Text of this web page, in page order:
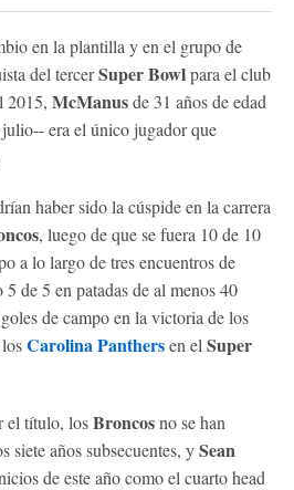
en la plantilla y en el grupo de
del tercerSuper Bowlpara el club
2015, McManusde 31 años de edad
era el único jugador que
haber sido la cúspide en la carrera
, luego de que se fuera 10 de 10
a lo largo de tres encuentros de
de 5 en patadas de al menos 40
de campo en la victoria de los
Carolina Panthersen el Super
el título, losBroncosno se han
siete años subsecuentes, ySean
de este año como el cuarto head